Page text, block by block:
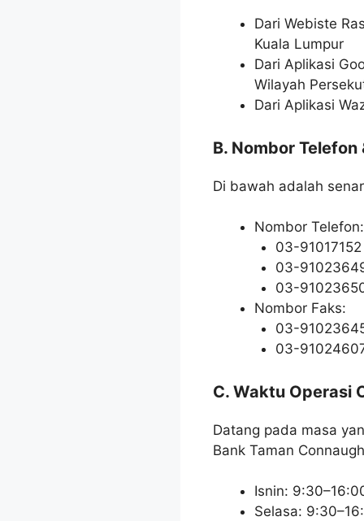
Dari Webiste
Kuala Lumpur
Dari Aplikasi
Wilayah
Dari Aplikasi
B. Nombor Telefon
Di bawah adalah
Nombor Telefon:
03-91017152
03-
03-
Nombor Faks:
03-
03-
C. Waktu Operasi
Datang pada masa
Bank Taman
Isnin:
Selasa: